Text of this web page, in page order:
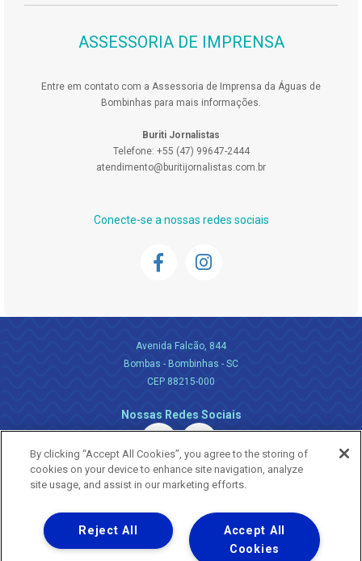
ASSESSORIA DE IMPRENSA
Entre em contato com a Assessoria de Imprensa da Águas de
Bombinhas para mais informações.
Buriti Jornalistas
Telefone: +55 (47) 99647-2444
atendimento@buritijornalistas.com.br
Conecte-se a nossas redes sociais
Avenida Falcão, 844
Bombas - Bombinhas - SC
CEP 88215-000
Nossas Redes Sociais
Uma empresa
Copyright ® 2026 - Todos os Direitos Reservados.
By clicking “Accept All Cookies”, you agree to the storing of
cookies on your device to enhance site navigation, analyze
site usage, and assist in our marketing efforts.
Accept All
Cookies
Reject All